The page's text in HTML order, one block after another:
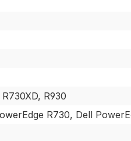
R930
R730, Dell